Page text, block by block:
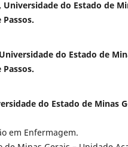
do Estado de
do Estado de
do Estado de Minas
em Enfermagem.